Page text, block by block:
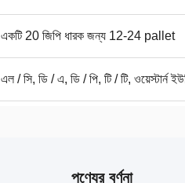
একটি 20 জিপি ধারক জন্য 12-24 pallet
এল / সি, ডি / এ, ডি / পি, টি / টি, ওয়েস্টার্ন
পণ্যের বর্ণনা